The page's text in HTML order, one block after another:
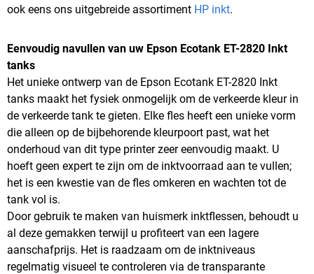
ook eens ons uitgebreide assortiment HP inkt.
Eenvoudig navullen van uw Epson Ecotank ET-2820 Inkt
tanks
Het unieke ontwerp van de Epson Ecotank ET-2820 Inkt
tanks maakt het fysiek onmogelijk om de verkeerde kleur in
de verkeerde tank te gieten. Elke fles heeft een unieke vorm
die alleen op de bijbehorende kleurpoort past, wat het
onderhoud van dit type printer zeer eenvoudig maakt. U
hoeft geen expert te zijn om de inktvoorraad aan te vullen;
het is een kwestie van de fles omkeren en wachten tot de
tank vol is.
Door gebruik te maken van huismerk inktflessen, behoudt u
al deze gemakken terwijl u profiteert van een lagere
aanschafprijs. Het is raadzaam om de inktniveaus
regelmatig visueel te controleren via de transparante